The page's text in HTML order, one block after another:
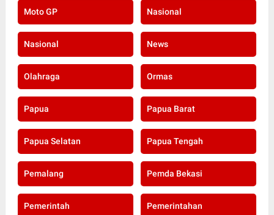
Moto GP Nasional
Nasional News
Olahraga Ormas
Papua Papua Barat
Papua Selatan Papua Tengah
Pemalang Pemda Bekasi
Pemerintah Pemerintahan